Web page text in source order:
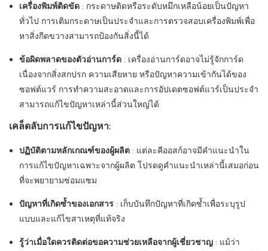
เครื่องพิมพ์ติดขัด : กระดาษติดหรือระดับหมึกเหลือน้อยเป็นปัญหา
ทั่วไป การเติมกระดาษเป็นประจำและการตรวจสอบเครื่องพิมพ์เพื่อ
หาสิ่งกีดขวางสามารถป้องกันสิ่งนี้ได้
ข้อผิดพลาดของตัวอ่านการ์ด : เครื่องอ่านการ์ดอาจไม่รู้จักการ์ด
เนื่องจากสิ่งสกปรก ความเสียหาย หรือปัญหาความเข้ากันได้ของ
ซอฟต์แวร์ การทำความสะอาดและการอัปเดตซอฟต์แวร์เป็นประจำ
สามารถแก้ไขปัญหาเหล่านี้ส่วนใหญ่ได้
เคล็ดลับการแก้ไขปัญหา:
ปฏิบัติตามหลักเกณฑ์ของผู้ผลิต : แต่ละคีออสก์อาจมีคำแนะนำใน
การแก้ไขปัญหาเฉพาะจากผู้ผลิต โปรดดูคำแนะนำเหล่านี้เสมอก่อน
ที่จะพยายามซ่อมแซม
ปัญหาที่เกิดซ้ำของเอกสาร : เก็บบันทึกปัญหาที่เกิดซ้ำเพื่อระบุรูป
แบบและแก้ไขสาเหตุที่แท้จริง
รู้ว่าเมื่อใดควรติดต่อขอความช่วยเหลือจากผู้เชี่ยวชาญ : แม้ว่า